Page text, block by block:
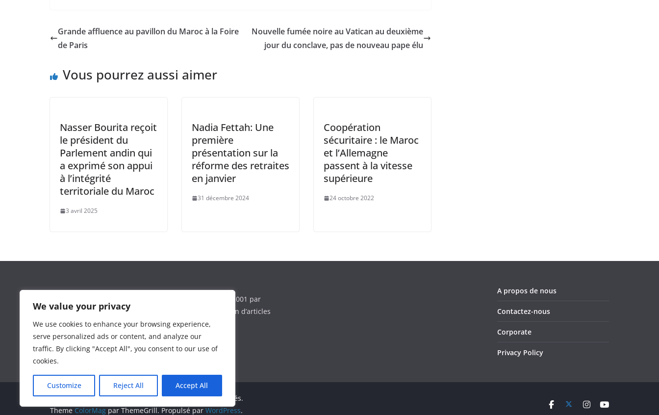
We value your privacy
We use cookies to enhance your browsing experience,
serve personalized ads or content, and analyze our
traffic. By clicking "Accept All", you consent to our use of
cookies.
Customize Reject All Accept All
e
b
o
er l s
p
y
k
e
Grande affluence au pavillon du Maroc à la Foire
de Paris
Nouvelle fumée noire au Vatican au deuxième
jour du conclave, pas de nouveau pape élu
Vous pourrez aussi aimer
Nasser Bourita reçoit
le président du
Parlement andin qui
a exprimé son appui
à l’intégrité
territoriale du Maroc
3 avril 2025
Nadia Fettah: Une
première
présentation sur la
réforme des retraites
en janvier
31 décembre 2024
Coopération
sécuritaire : le Maroc
et l’Allemagne
passent à la vitesse
supérieure
24 octobre 2022
Leguide.ma est un site d’information marocain crée en 2001 par
l’agence3wdev.ma dans le but de proposer une sélection d’articles
d’actualité et de conseil de calibre.
A propos de nous
Contactez-nous
Corporate
Privacy Policy
Copyright © 2026Le guide du Maroc. Tous droits réservés.
Theme ColorMag par ThemeGrill. Propulsé par WordPress.